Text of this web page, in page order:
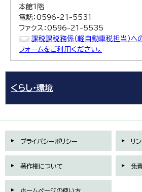
本館1階
電話：0596-21-5531
ファクス：0596-21-5535
課税課税務係（軽自動車税担当）へ
フォームをご利用ください。
くらし・環境
プライバシーポリシー リ
著作権について 免
ホームページの使い方